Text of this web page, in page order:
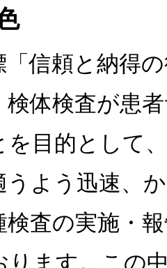
「信頼と納得
検体検査が患
を目的として
うよう迅速、
検査の実施・
ります。この